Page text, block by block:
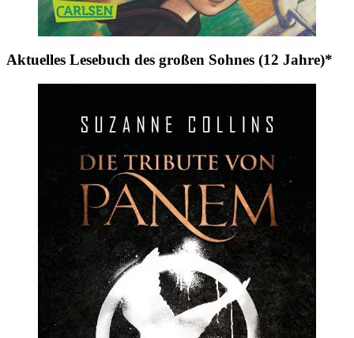
Aktuelles Lesebuch des großen Sohnes (12 Jahre)*